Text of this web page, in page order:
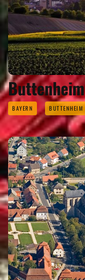
Buttenheim
BAYERN BUTTENHEIM